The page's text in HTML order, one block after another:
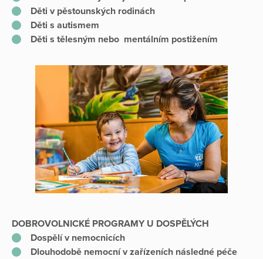
Děti v pěstounských rodinách
Děti s autismem
Děti s tělesným nebo mentálním postižením
DOBROVOLNICKÉ PROGRAMY U DOSPĚLÝCH
Dospělí v nemocnicích
Dlouhodobě nemocní v zařízeních následné péče